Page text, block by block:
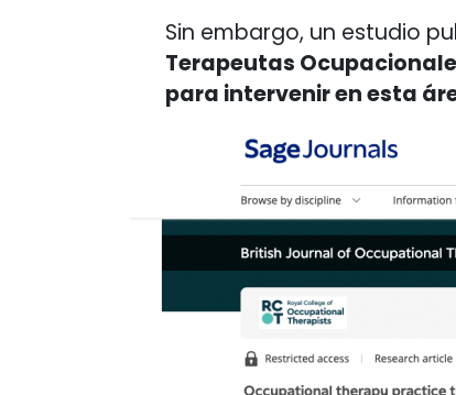
Sin embargo, un estudio
Terapeutas
para intervenir en esta